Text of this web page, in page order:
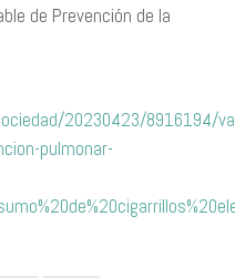
de Prevención de la
20230423/8916194/
pulmonar-